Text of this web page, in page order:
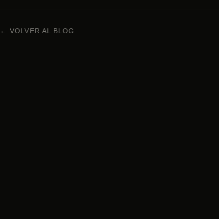
← VOLVER AL BLOG